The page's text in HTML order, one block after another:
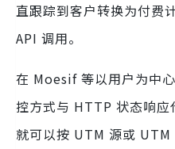
直跟踪到客户转换为付费
API 调用。
在 Moesif 等以用户为中
控方式与 HTTP 状态响应
就可以按 UTM 源或 UTM